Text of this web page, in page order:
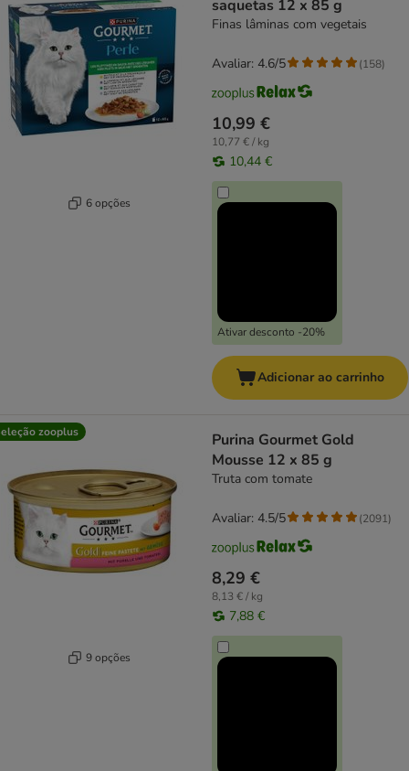
6 opções
saquetas 12 x 85 g
Finas lâminas com vegetais
10,99 €
10,77 € / kg
10,44 €
Ativar desconto -20%
Avaliar: 4.6/5 (158)
Adicionar ao carrinho
zooplus
9 opções
Purina Gourmet Gold
Mousse 12 x 85 g
Truta com tomate
8,29 €
8,13 € / kg
7,88 €
Avaliar: 4.5/5 (2091)